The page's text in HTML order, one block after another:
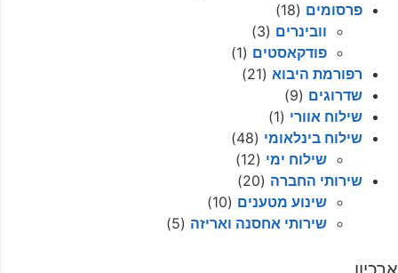
פרסומים (18)
וובינרים (3)
פודקאסטים (1)
רפורמת היבוא (21)
שדרוגים (9)
שילוח אוורי (1)
שילוח בינלאומי (48)
שילוח ימי (12)
שירותי החברה (20)
שינוע מטענים (10)
שירותי אחסנה ואריזה (5)